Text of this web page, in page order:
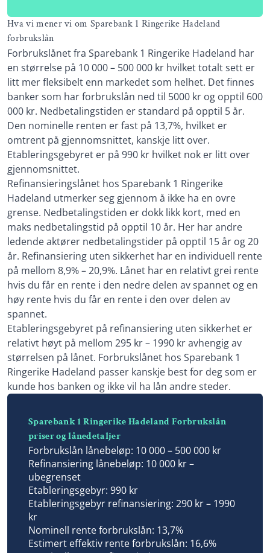
Hva vi mener vi om Sparebank 1 Ringerike Hadeland
forbrukslån
Forbrukslånet fra Sparebank 1 Ringerike Hadeland har
en størrelse på 10 000 – 500 000 kr hvilket totalt sett er
litt mer fleksibelt enn markedet som helhet. Det finnes
banker som har forbrukslån ned til 5000 kr og opptil 600
000 kr. Nedbetalingstiden er standard på opptil 5 år.
Den nominelle renten er fast på 13,7%, hvilket er
omtrent på gjennomsnittet, kanskje litt over.
Etableringsgebyret er på 990 kr hvilket nok er litt over
gjennomsnittet.
Refinansieringslånet hos Sparebank 1 Ringerike
Hadeland utmerker seg gjennom å ikke ha en ovre
grense. Nedbetalingstiden er dokk likk kort, med en
maks nedbetalingstid på opptil 10 år. Her har andre
ledende aktører nedbetalingstider på opptil 15 år og 20
år. Refinansiering uten sikkerhet har en individuell rente
på mellom 8,9% – 20,9%. Lånet har en relativt grei rente
hvis du får en rente i den nedre delen av spannet og en
høy rente hvis du får en rente i den over delen av
spannet.
Etableringsgebyret på refinansiering uten sikkerhet er
relativt høyt på mellom 295 kr – 1990 kr avhengig av
størrelsen på lånet. Forbrukslånet hos Sparebank 1
Ringerike Hadeland passer kanskje best for deg som er
kunde hos banken og ikke vil ha lån andre steder.
Sparebank 1 Ringerike Hadeland Forbrukslån
priser og lånedetaljer
Forbrukslån lånebeløp: 10 000 – 500 000 kr
Refinansiering lånebeløp: 10 000 kr –
ubegrenset
Etableringsgebyr: 990 kr
Etableringsgebyr refinansiering: 290 kr – 1990
kr
Nominell rente forbrukslån: 13,7%
Estimert effektiv rente forbrukslån: 16,6%